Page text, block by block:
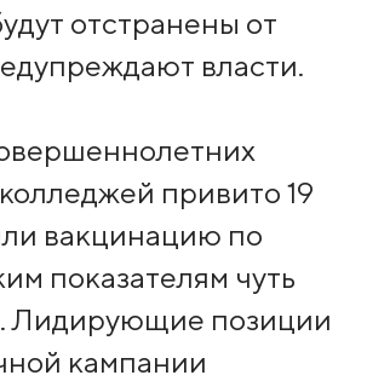
отстранены от
власти.
привито 19
вакцинацию по
показателям чуть
Лидирующие позиции
кампании